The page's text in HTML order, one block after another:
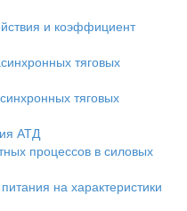
и коэффициент
тяговых
тяговых
АТД
процессов в силовых
на характеристики